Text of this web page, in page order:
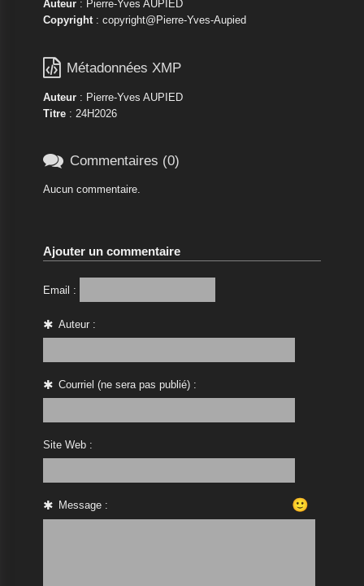
Auteur: Pierre-Yves AUPIED
Copyright: copyright@Pierre-Yves-Aupied
 Métadonnées XMP
Auteur: Pierre-Yves AUPIED
Titre: 24H2026
 Commentaires (0)
Aucun commentaire.
Ajouter un commentaire
Email :
Auteur :
Courriel (ne sera pas publié) :
Site Web :
Message : 🙂